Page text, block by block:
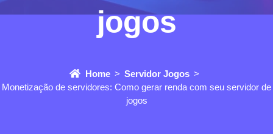
jogos
Home
Servidor Jogos
Monetização de servidores: Como gerar renda com seu servidor de
jogos